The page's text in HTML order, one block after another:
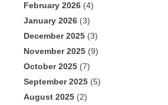
February 2026 (4)
January 2026 (3)
December 2025 (3)
November 2025 (9)
October 2025 (7)
September 2025 (5)
August 2025 (2)